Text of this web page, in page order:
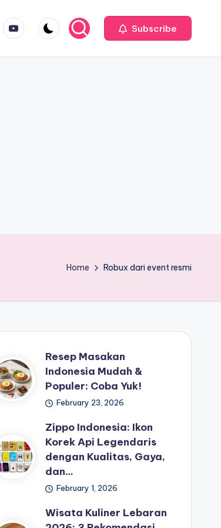
youtube.com Subscribe
Home Robux dari event resmi
Resep Masakan
Indonesia Mudah &
Populer: Coba Yuk!
February 23, 2026
Zippo Indonesia: Ikon
Korek Api Legendaris
dengan Kualitas, Gaya,
dan…
February 1, 2026
Wisata Kuliner Lebaran